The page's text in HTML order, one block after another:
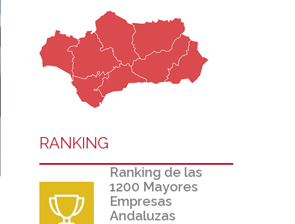
RANKING
Ranking de las
1200 Mayores
Empresas
Andaluzas